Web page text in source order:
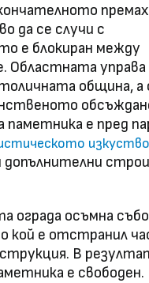
да се случи с
е блокиран между
управа
община,
е пред
изкуство
допълнителни
ограда осъмна
кой е отстранил
В
е свободен.